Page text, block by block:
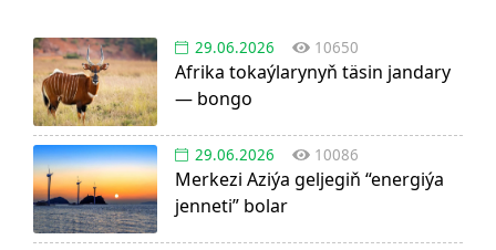
29.06.2026 10650
Afrika tokaýlarynyň täsin jandary
— bongo
29.06.2026 10086
Merkezi Aziýa geljegiň “energiýa
jenneti” bolar